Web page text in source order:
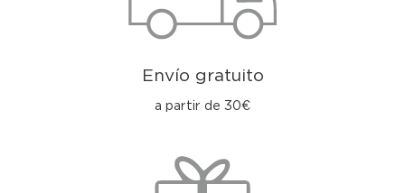
Envío gratuito
a partir de 30€